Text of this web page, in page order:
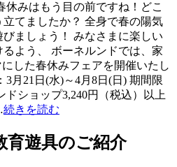
休みはもう目の前ですね！どこ
てましたか？ 全身で春の陽気
ましょう！ みなさまに楽しい
よう、 ボーネルンドでは、家
した春休みフェアを開催いたし
3月21日(水)～4月8日(日) 期間限
ショップ3,240円（税込）以上
続きを読む
育遊具のご紹介